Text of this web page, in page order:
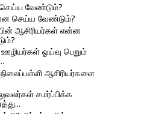
வேண்டும்?
செய்ய வேண்டும்?
ஆசிரியர்கள் என்ன
ஊழியர்கள் ஓய்வு பெறும்
ஆசிரியர்களை
சமர்ப்பிக்க